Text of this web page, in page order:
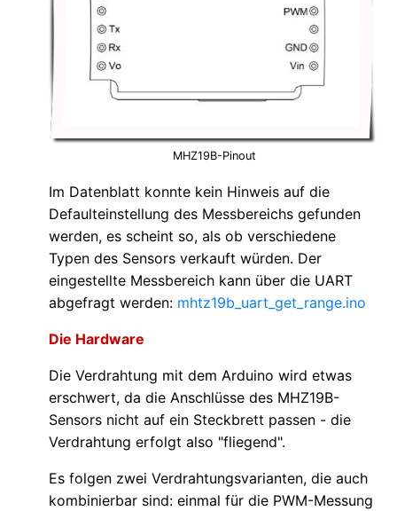
MHZ19B-Pinout
Im Datenblatt konnte kein Hinweis auf die
Defaulteinstellung des Messbereichs gefunden
werden, es scheint so, als ob verschiedene
Typen des Sensors verkauft würden. Der
eingestellte Messbereich kann über die UART
abgefragt werden: mhtz19b_uart_get_range.ino
Die Hardware
Die Verdrahtung mit dem Arduino wird etwas
erschwert, da die Anschlüsse des MHZ19B-
Sensors nicht auf ein Steckbrett passen - die
Verdrahtung erfolgt also "fliegend".
Es folgen zwei Verdrahtungsvarianten, die auch
kombinierbar sind: einmal für die PWM-Messung